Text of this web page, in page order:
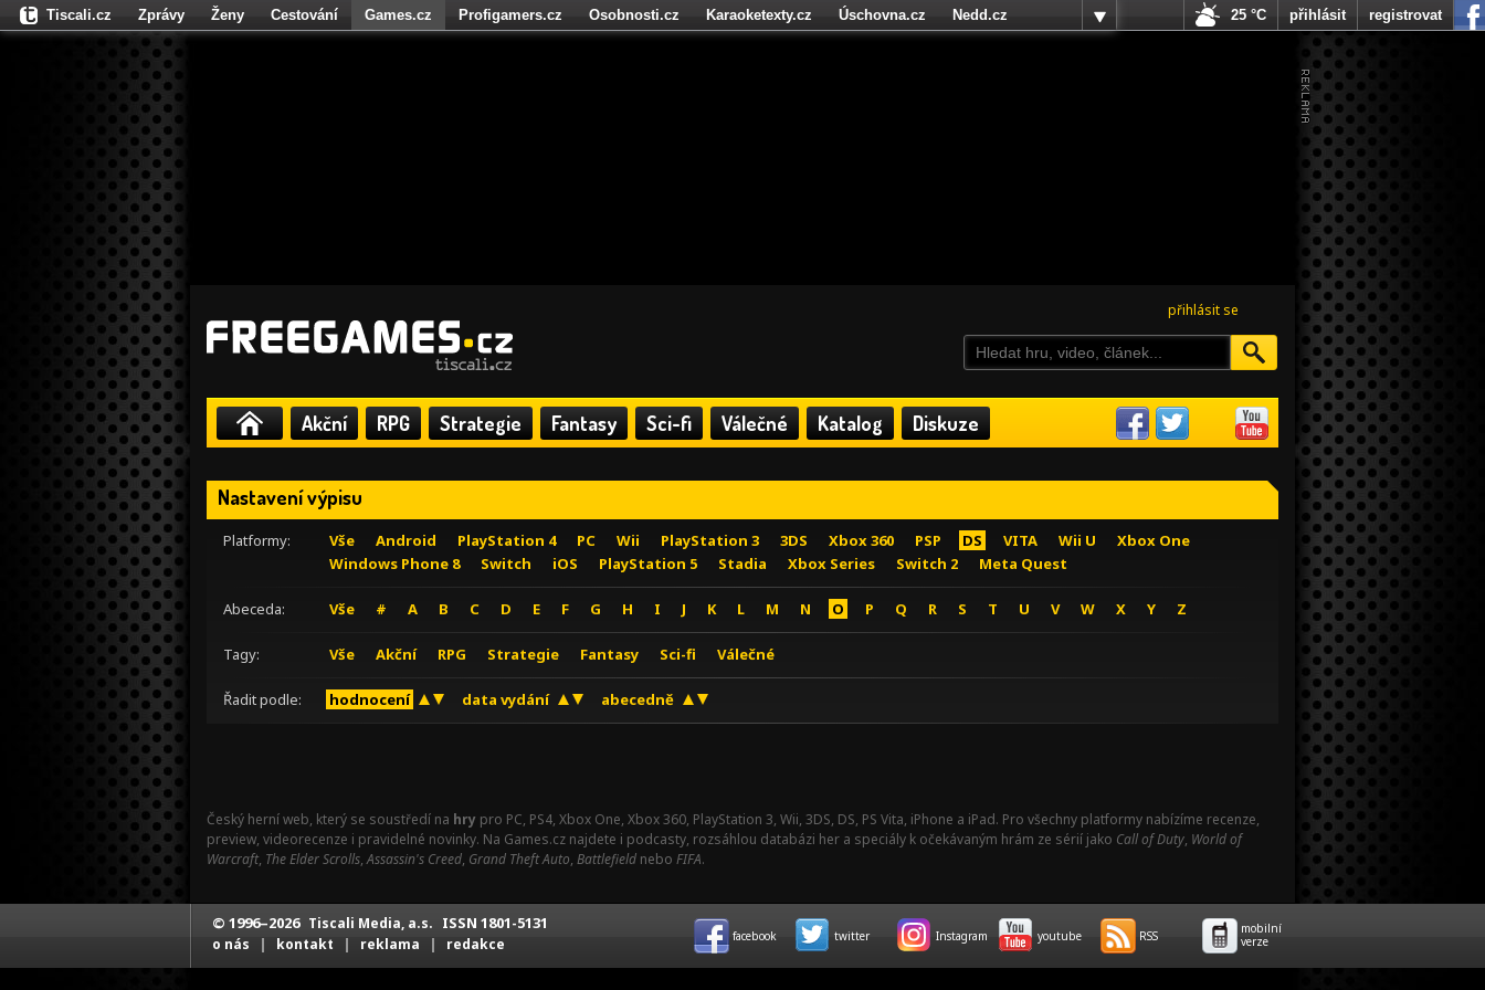
přihlásit se
Akční RPG Strategie Fantasy Sci-fi Válečné Katalog Diskuze
Nastavení výpisu
Platformy: Vše Android PlayStation 4 PC Wii PlayStation 3 3DS Xbox 360 PSP DS VITA Wii U
Xbox One
Windows Phone 8
Switch iOS PlayStation 5 Stadia Xbox Series Switch 2 Meta Quest
Abeceda: Vše # A B C D E F G H I J K L M N O P Q R S T U V W X Y Z
Tagy: Vše Akční RPG Strategie Fantasy Sci-fi Válečné
Řadit podle: hodnocení data vydání abecedně
Český herní web, který se soustředí na hry pro PC, PS4, Xbox One, Xbox 360, PlayStation 3, Wii, 3DS, DS, PS Vita, iPhone a iPad. Pro všechny platformy nabízíme recenze,
preview, videorecenze i pravidelné novinky. Na Games.cz najdete i podcasty, rozsáhlou databázi her a speciály k očekávaným hrám ze sérií jako Call of Duty, World of
Warcraft, The Elder Scrolls,Assassin's Creed, Grand Theft Auto, Battlefield nebo FIFA.
Tiscali.cz Zprávy Ženy Cestování Games.cz Profigamers.cz Osobnosti.cz Karaoketexty.cz Úschovna.cz
Nedd.cz
Fights.cz
25 °C přihlásit registrovat
© 1996–2026 Tiscali Media, a.s. ISSN 1801-5131
o nás | kontakt | reklama | redakce facebook twitter Instagram youtube RSS
mobilní
verze